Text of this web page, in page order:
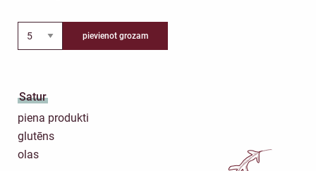
pievienot grozam
Satur
piena produkti
glutēns
olas